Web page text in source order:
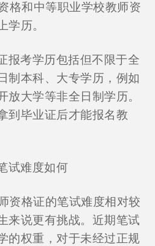
格和中等职业学校教师资
学历。
报考学历包括但不限于全
制本科、大专学历，例如
放大学等非全日制学历。
到毕业证后才能报名教
试难度如何
资格证的笔试难度相对较
来说更有挑战。近期笔试
的权重，对于未经过正规